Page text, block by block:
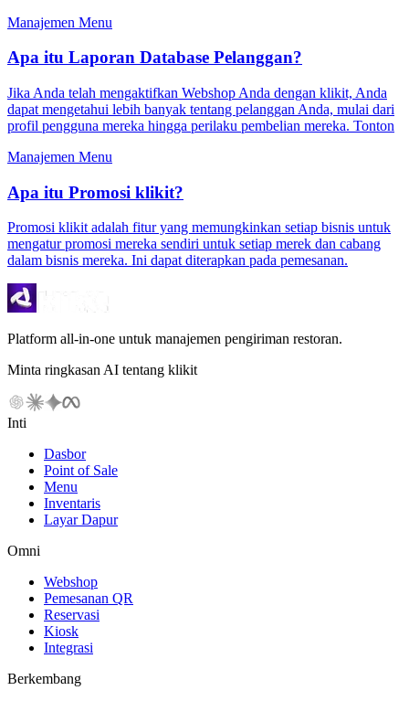
Manajemen Menu
Apa itu Laporan Database Pelanggan?
Jika Anda telah mengaktifkan Webshop Anda dengan klikit, Anda
dapat mengetahui lebih banyak tentang pelanggan Anda, mulai dari
profil pengguna mereka hingga perilaku pembelian mereka. Tonton
Manajemen Menu
Apa itu Promosi klikit?
Promosi klikit adalah fitur yang memungkinkan setiap bisnis untuk
mengatur promosi mereka sendiri untuk setiap merek dan cabang
dalam bisnis mereka. Ini dapat diterapkan pada pemesanan.
Platform all-in-one untuk manajemen pengiriman restoran.
Minta ringkasan AI tentang klikit
Inti
Dasbor
Point of Sale
Menu
Inventaris
Layar Dapur
Omni
Webshop
Pemesanan QR
Reservasi
Kiosk
Integrasi
Berkembang